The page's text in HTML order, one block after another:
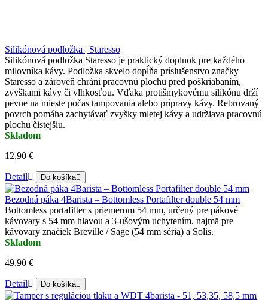
Silikónová podložka | Staresso
Silikónová podložka Staresso je praktický doplnok pre každého
milovníka kávy. Podložka skvelo dopĺňa príslušenstvo značky
Staresso a zároveň chráni pracovnú plochu pred poškriabaním,
zvyškami kávy či vlhkosťou. Vďaka protišmykovému silikónu drží
pevne na mieste počas tampovania alebo prípravy kávy. Rebrovaný
povrch pomáha zachytávať zvyšky mletej kávy a udržiava pracovnú
plochu čistejšiu.
Skladom
12,90 €
Detail Do košíka
Bezodná páka 4Barista – Bottomless Portafilter double 54 mm
Bottomless portafilter s priemerom 54 mm, určený pre pákové
kávovary s 54 mm hlavou a 3-ušovým uchytením, najmä pre
kávovary značiek Breville / Sage (54 mm séria) a Solis.
Skladom
49,90 €
Detail Do košíka